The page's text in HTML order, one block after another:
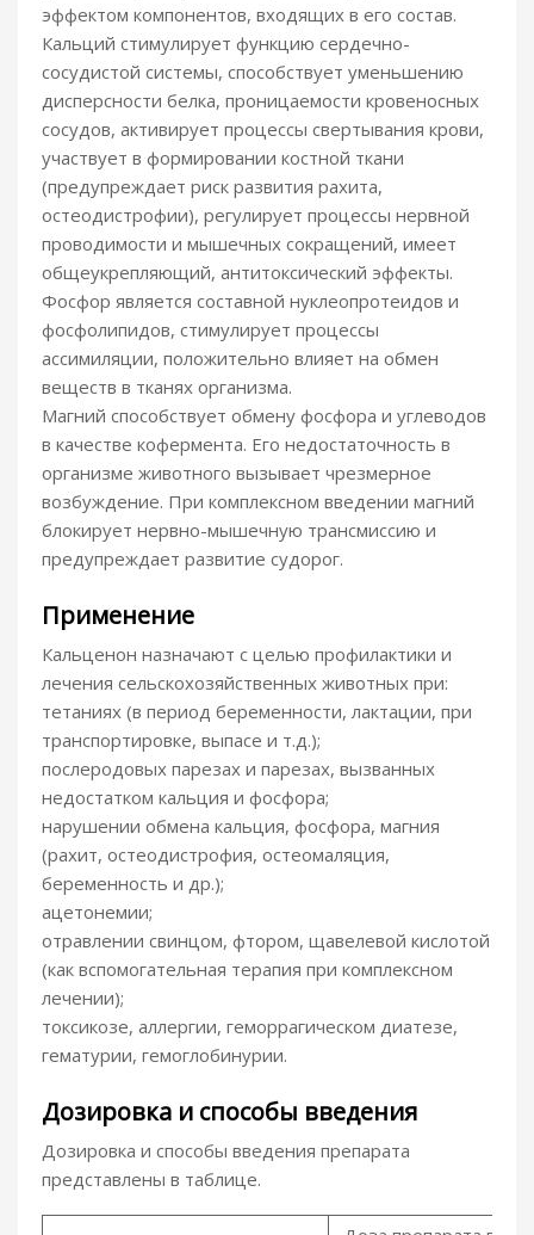
эффектом компонентов, входящих в его состав.
Кальций стимулирует функцию сердечно-
сосудистой системы, способствует уменьшению
дисперсности белка, проницаемости кровеносных
сосудов, активирует процессы свертывания крови,
участвует в формировании костной ткани
(предупреждает риск развития рахита,
остеодистрофии), регулирует процессы нервной
проводимости и мышечных сокращений, имеет
общеукрепляющий, антитоксический эффекты.
Фосфор является составной нуклеопротеидов и
фосфолипидов, стимулирует процессы
ассимиляции, положительно влияет на обмен
веществ в тканях организма.
Магний способствует обмену фосфора и углеводов
в качестве кофермента. Его недостаточность в
организме животного вызывает чрезмерное
возбуждение. При комплексном введении магний
блокирует нервно-мышечную трансмиссию и
предупреждает развитие судорог.
Применение
Кальценон назначают с целью профилактики и
лечения сельскохозяйственных животных при:
тетаниях (в период беременности, лактации, при
транспортировке, выпасе и т.д.);
послеродовых парезах и парезах, вызванных
недостатком кальция и фосфора;
нарушении обмена кальция, фосфора, магния
(рахит, остеодистрофия, остеомаляция,
беременность и др.);
ацетонемии;
отравлении свинцом, фтором, щавелевой кислотой
(как вспомогательная терапия при комплексном
лечении);
токсикозе, аллергии, геморрагическом диатезе,
гематурии, гемоглобинурии.
Дозировка и способы введения
Дозировка и способы введения препарата
представлены в таблице.